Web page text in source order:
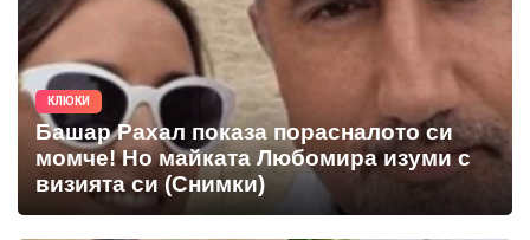
КЛЮКИ
Башар Рахал показа порасналото си
момче! Но майката Любомира изуми с
визията си (Снимки)